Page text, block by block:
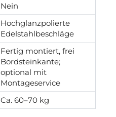
Nein
Hochglanzpolierte
Edelstahlbeschläge
Fertig montiert, frei
Bordsteinkante;
optional mit
Montageservice
Ca. 60–70 kg